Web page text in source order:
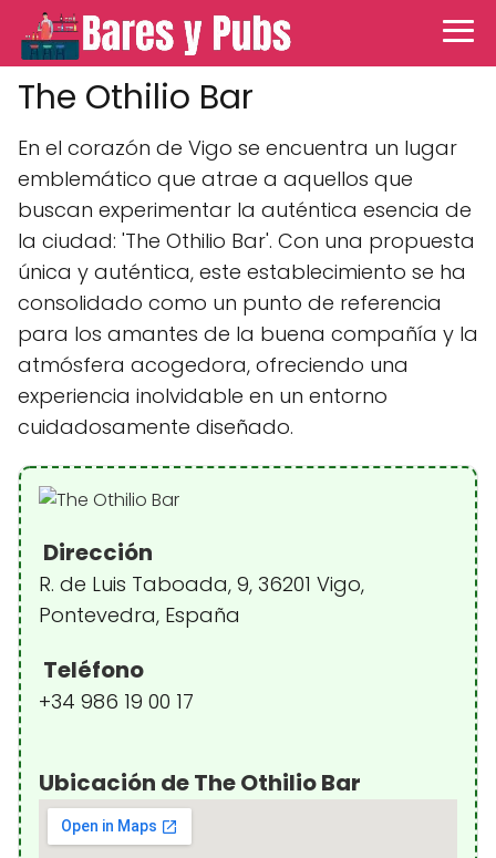
The Othilio Bar
En el corazón de Vigo se encuentra un lugar
emblemático que atrae a aquellos que
buscan experimentar la auténtica esencia de
la ciudad: 'The Othilio Bar'. Con una propuesta
única y auténtica, este establecimiento se ha
consolidado como un punto de referencia
para los amantes de la buena compañía y la
atmósfera acogedora, ofreciendo una
experiencia inolvidable en un entorno
cuidadosamente diseñado.
Dirección
R. de Luis Taboada, 9, 36201 Vigo,
Pontevedra, España
Teléfono
+34 986 19 00 17
Ubicación de The Othilio Bar